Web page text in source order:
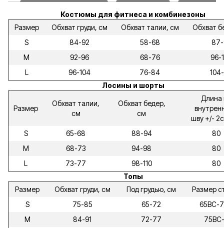
Костюмы для фитнеса и комбинезоны
Размер
Обхват груди, см Обхват талии, см
Обхват
S
84-92 58-68
M
92-96 68-76
96-
L
96-104 76-84
Лосины и шорты
Размер
Обхват талии,
см
Обхват бедер,
см
Длина
шву +/-
S
65-68 88-94
80
M
68-73 94-98
80
L
73-77 98-110
80
Топы
Размер
Обхват груди, см Под грудью, см
Размер
S
75-85 65-72
65ВС-
M
84-91 72-77